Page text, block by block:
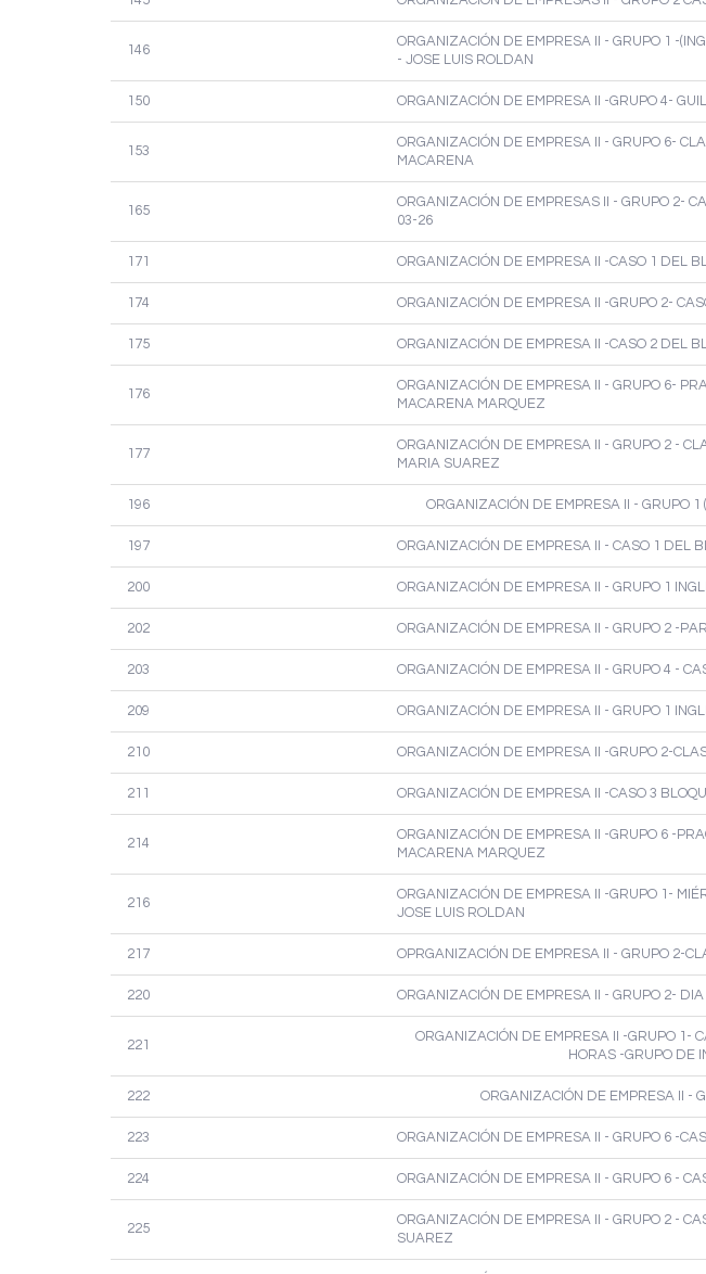
146
ORGANIZACIÓN DE EMPRESA II - GRUPO 1 -
- JOSE LUIS ROLDAN
150 ORGANIZACIÓN DE EMPRESA II -GRUPO 4-
153
ORGANIZACIÓN DE EMPRESA II - GRUPO 6-
MACARENA
165
ORGANIZACIÓN DE EMPRESAS II - GRUPO 2-
03-26
171 ORGANIZACIÓN DE EMPRESA II -CASO 1 DEL
174 ORGANIZACIÓN DE EMPRESA II -GRUPO 2-
175 ORGANIZACIÓN DE EMPRESA II -CASO 2 DEL
176
ORGANIZACIÓN DE EMPRESA II - GRUPO 6-
MACARENA MARQUEZ
177
ORGANIZACIÓN DE EMPRESA II - GRUPO 2 -
MARIA SUAREZ
196 ORGANIZACIÓN DE EMPRESA II - GRUPO
197 ORGANIZACIÓN DE EMPRESA II - CASO 1 DEL
200 ORGANIZACIÓN DE EMPRESA II - GRUPO 1
202 ORGANIZACIÓN DE EMPRESA II - GRUPO 2 -
203 ORGANIZACIÓN DE EMPRESA II - GRUPO 4 -
209 ORGANIZACIÓN DE EMPRESA II - GRUPO 1
210 ORGANIZACIÓN DE EMPRESA II -GRUPO 2-
211 ORGANIZACIÓN DE EMPRESA II -CASO 3
214
ORGANIZACIÓN DE EMPRESA II -GRUPO 6 -
MACARENA MARQUEZ
216
ORGANIZACIÓN DE EMPRESA II -GRUPO 1-
JOSE LUIS ROLDAN
217 OPRGANIZACIÓN DE EMPRESA II - GRUPO 2-
220 ORGANIZACIÓN DE EMPRESA II - GRUPO 2-
221
ORGANIZACIÓN DE EMPRESA II -GRUPO 1-
HORAS -GRUPO DE
222 ORGANIZACIÓN DE EMPRESA II -
223 ORGANIZACIÓN DE EMPRESA II - GRUPO 6 -
224 ORGANIZACIÓN DE EMPRESA II - GRUPO 6 -
225
ORGANIZACIÓN DE EMPRESA II - GRUPO 2 -
SUAREZ